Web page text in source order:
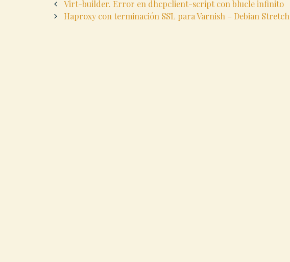
Post
navigation
Virt-builder. Error en dhcpclient-script con blucle infinito
Haproxy con terminación SSL para Varnish – Debian Stretch